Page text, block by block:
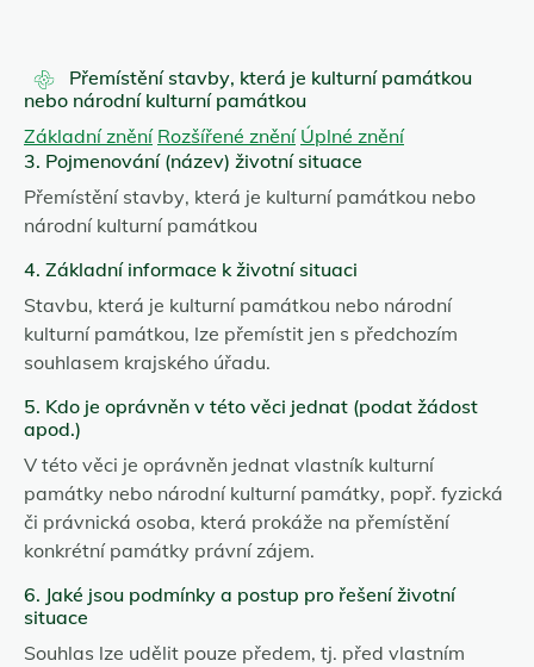
Přemístění stavby, která je kulturní památkou
nebo národní kulturní památkou
Základní znění Rozšířené znění Úplné znění
3. Pojmenování (název) životní situace
Přemístění stavby, která je kulturní památkou nebo
národní kulturní památkou
4. Základní informace k životní situaci
Stavbu, která je kulturní památkou nebo národní
kulturní památkou, lze přemístit jen s předchozím
souhlasem krajského úřadu.
5. Kdo je oprávněn v této věci jednat (podat žádost
apod.)
V této věci je oprávněn jednat vlastník kulturní
památky nebo národní kulturní památky, popř. fyzická
či právnická osoba, která prokáže na přemístění
konkrétní památky právní zájem.
6. Jaké jsou podmínky a postup pro řešení životní
situace
Souhlas lze udělit pouze předem, tj. před vlastním